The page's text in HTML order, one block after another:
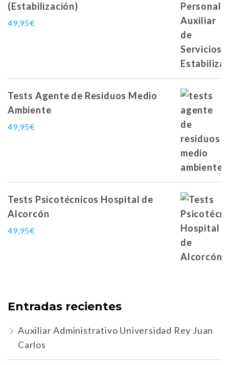
(Estabilización)
49,95€
Tests Agente de Residuos Medio
Ambiente
49,95€
Tests Psicotécnicos Hospital de
Alcorcón
49,95€
Entradas recientes
Auxiliar Administrativo Universidad Rey Juan
Carlos